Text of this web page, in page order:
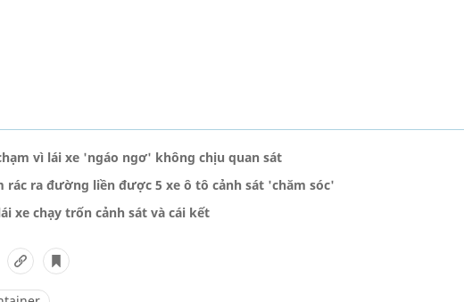
vì lái xe 'ngáo ngơ' không chịu quan sát
rác ra đường liền được 5 xe ô tô cảnh sát 'chăm sóc'
xe chạy trốn cảnh sát và cái kết